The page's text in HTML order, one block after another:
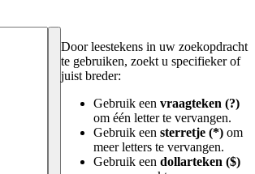
Door leestekens in uw zoekopdracht
te gebruiken, zoekt u specifieker of
juist breder:
Gebruik een vraagteken (?)
om één letter te vervangen.
Gebruik een sterretje (*) om
meer letters te vervangen.
Gebruik een dollarteken ($)